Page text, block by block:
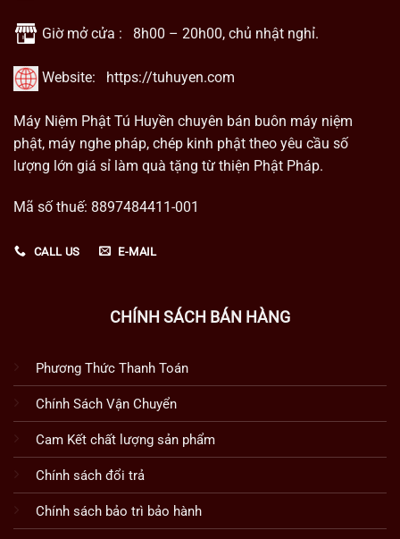
phẩm
Giờ mở cửa : 8h00 – 20h00, chủ nhật nghỉ.
Website: https://tuhuyen.com
Máy Niệm Phật Tú Huyền chuyên bán buôn máy niệm
phật, máy nghe pháp, chép kinh phật theo yêu cầu số
lượng lớn giá sỉ làm quà tặng từ thiện Phật Pháp.
Mã số thuế: 8897484411-001
CALL US E-MAIL
CHÍNH SÁCH BÁN HÀNG
Phương Thức Thanh Toán
Chính Sách Vận Chuyển
Cam Kết chất lượng sản phẩm
Chính sách đổi trả
Chính sách bảo trì bảo hành